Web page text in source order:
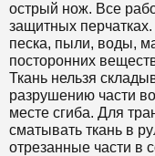
острый нож. Все
защитных
песка, пыли, воды,
посторонних
Ткань нельзя
разрушению части
месте сгиба. Для
сматывать ткань в
отрезанные части в